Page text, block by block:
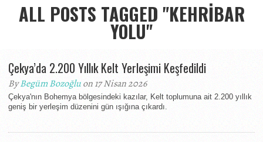
ALL POSTS TAGGED "KEHRIBAR
YOLU"
Çekya’da 2.200 Yıllık Kelt Yerleşimi Keşfedildi
ByBegüm Bozoğluon 17 Nisan 2026
Çekya'nın Bohemya bölgesindeki kazılar, Kelt toplumuna ait 2.200 yıllık
geniş bir yerleşim düzenini gün ışığına çıkardı.